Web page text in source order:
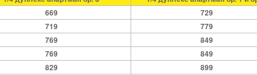
669
729
719
779
769
849
769
849
829
899